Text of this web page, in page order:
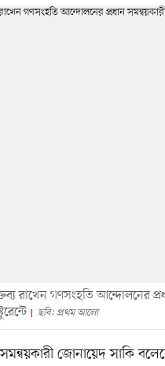
রাখেন গণসংহতি আন্দোলনের
ছবি: প্রথম আলো
জোনায়েদ সাকি